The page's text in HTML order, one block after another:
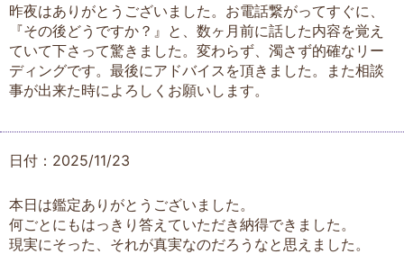
昨夜はありがとうございました。お電話繋がってすぐに、
『その後どうですか？』と、数ヶ月前に話した内容を覚え
ていて下さって驚きました。変わらず、濁さず的確なリー
ディングです。最後にアドバイスを頂きました。また相談
事が出来た時によろしくお願いします。
日付：2025/11/23
本日は鑑定ありがとうございました。
何ごとにもはっきり答えていただき納得できました。
現実にそった、それが真実なのだろうなと思えました。